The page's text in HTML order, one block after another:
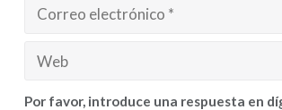
Por favor, introduce una respuesta en